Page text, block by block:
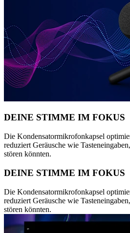
DEINE STIMME IM FOKUS
Die Kondensatormikrofonkapsel
reduziert Geräusche wie
stören könnten.
DEINE STIMME IM FOKUS
Die Kondensatormikrofonkapsel
reduziert Geräusche wie
stören könnten.